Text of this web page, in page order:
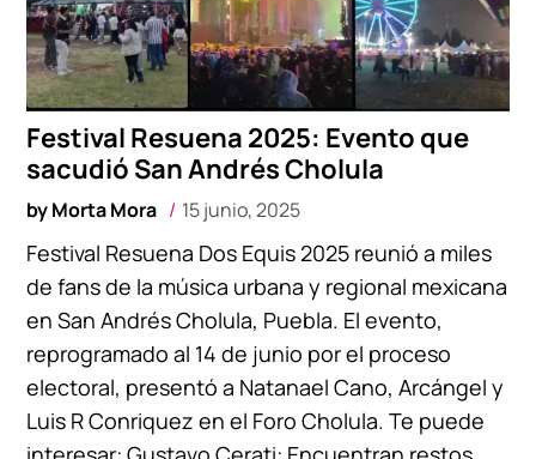
Festival Resuena 2025: Evento que
sacudió San Andrés Cholula
byMorta Mora 15 junio, 2025
Festival Resuena Dos Equis 2025 reunió a miles
de fans de la música urbana y regional mexicana
en San Andrés Cholula, Puebla. El evento,
reprogramado al 14 de junio por el proceso
electoral, presentó a Natanael Cano, Arcángel y
Luis R Conriquez en el Foro Cholula. Te puede